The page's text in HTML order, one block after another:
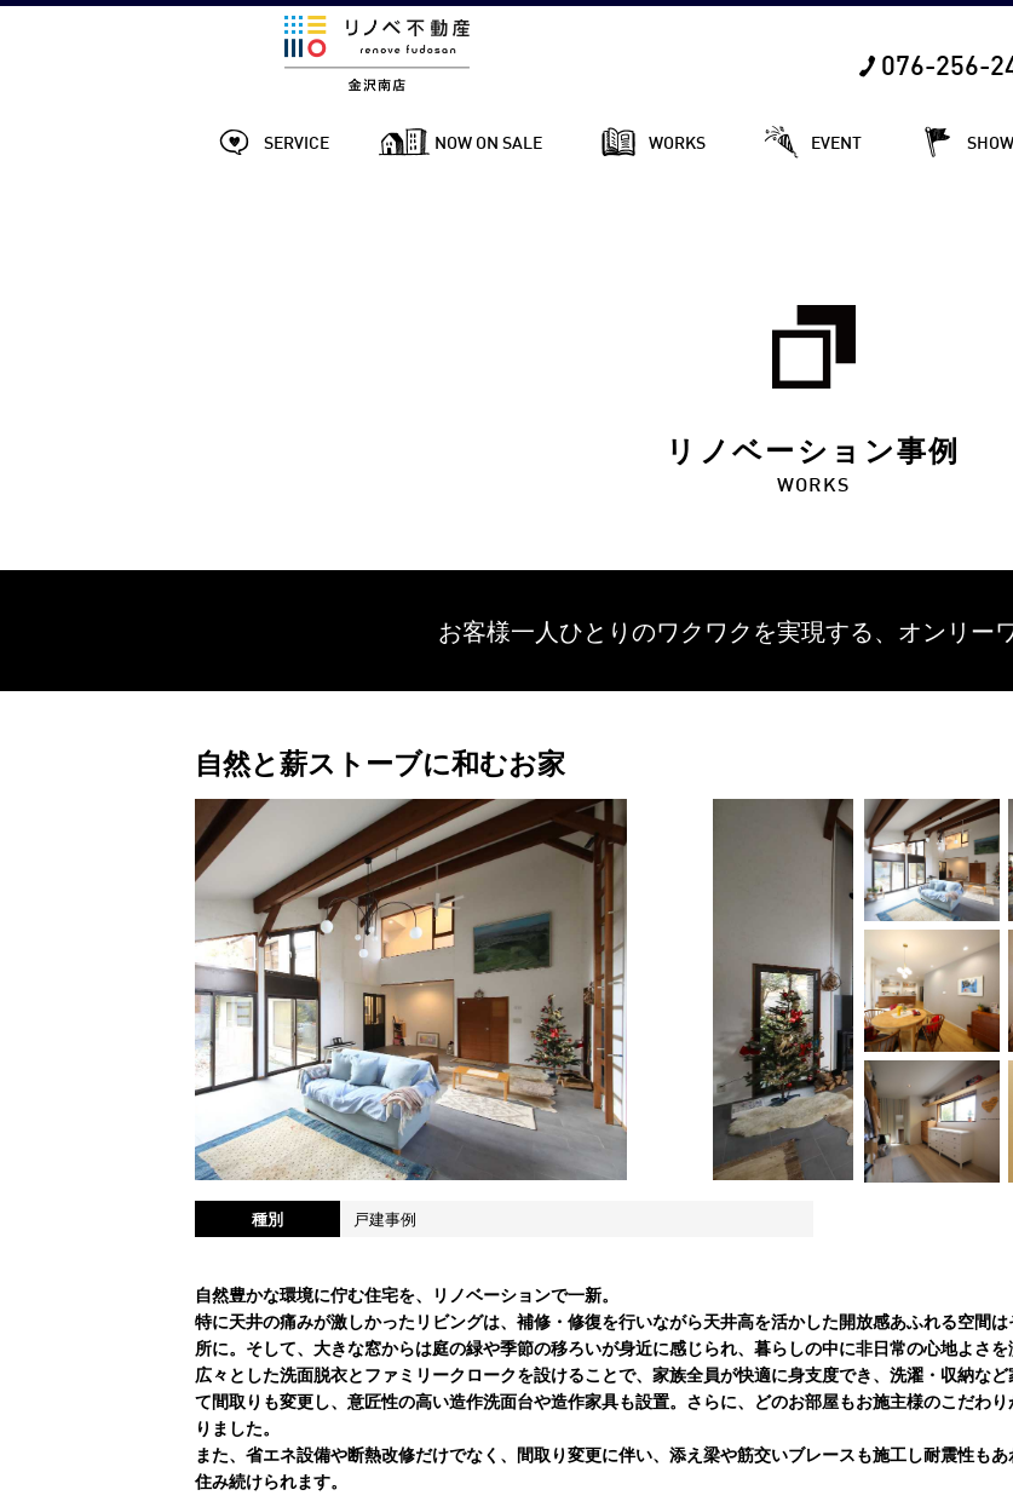
076-256-
SERVICE NOW ON SALE WORKS EVENT
リノベーション事例
WORKS
お客様一人ひとりのワクワクを実現する、 オンリー
自然と薪ストーブに和むお家
種別 戸建事例
自然豊かな環境に佇む住宅を、リノベーションで一新。
特に天井の痛みが激しかったリビングは、補修・修復を行いながら天井高を活かした開放感あふれる空間
所に。そして、大きな窓からは庭の緑や季節の移ろいが身近に感じられ、暮らしの中に非日常の心地よさを
広々とした洗面脱衣とファミリークロークを設けることで、家族全員が快適に身支度でき、洗濯・収納な
て間取りも変更し、意匠性の高い造作洗面台や造作家具も設置。さらに、どのお部屋もお施主様のこだわ
りました。
また、省エネ設備や断熱改修だけでなく、間取り変更に伴い、添え梁や筋交いブレースも施工し耐震性も
住み続けられます。